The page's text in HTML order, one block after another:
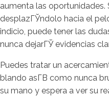
aumenta las
desplazГЎndolo hacia el
indicio, puede tener las
nunca dejarГЎ evidencias
Puedes tratar un
blando asГ­В­ como nunca
su mano y espera a ver su